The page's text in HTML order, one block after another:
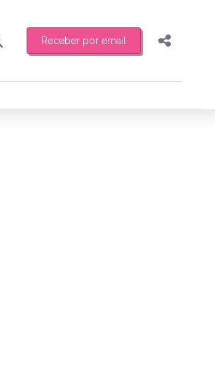
Receber por email
de manhã o resumo
Compartilhar